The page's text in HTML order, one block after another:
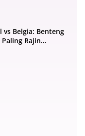
vs Belgia: Benteng
Rajin